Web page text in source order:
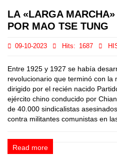
LA «LARGA
POR MAO TSE TUNG
09-10-2023 Hits: 1687
Entre 1925 y 1927 se había
revolucionario que terminó con la
dirigido por el recién nacido
ejército chino conducido por
de 40.000 sindicalistas
contra militantes comunistas en
Read more